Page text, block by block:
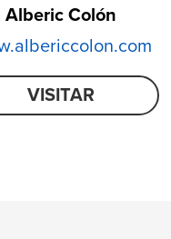
Alberic Colón
VISITAR